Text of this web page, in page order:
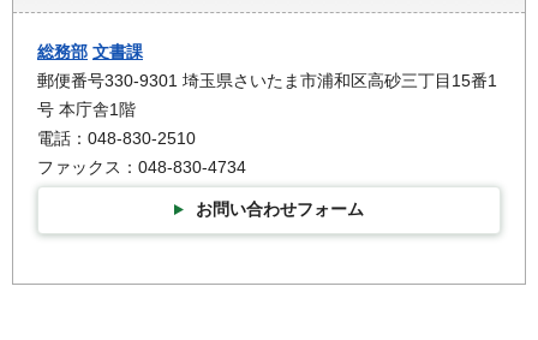
総務部 文書課
郵便番号330-9301 埼玉県さいたま市浦和区高砂三丁目15番1
号 本庁舎1階
電話：048-830-2510
ファックス：048-830-4734
お問い合わせフォーム